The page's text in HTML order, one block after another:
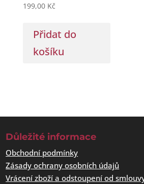
199,00 Kč
Přidat do
košíku
Důležité informace
Obchodní podmínky
Zásady ochrany osobních údajů
Vrácení zboží a odstoupení od